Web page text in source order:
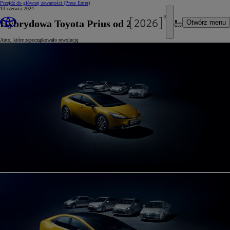
Przejdź do głównej zawartości (Press Enter)
Otwórz menu
13 czerwca 2024
Hybrydowa Toyota Prius od 20 lat w Polsce
Auto, które zapoczątkowało rewolucję